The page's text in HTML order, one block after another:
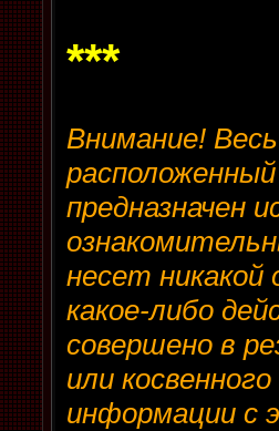
***
Внимание!
предназначен
несет
какое-либо
совершено в
или
информации с